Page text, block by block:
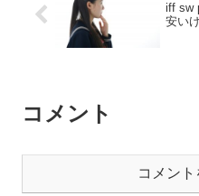
iff sw
安い
コメント
コメン